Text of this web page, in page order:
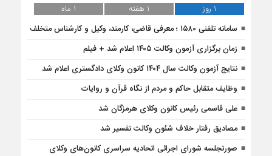
1 روز 1 هفته 1 ماه
سامانه تلفنی ۱۵۸۰ ؛ معرفی قاضی، کارمند، وکیل و کارشناس متخلف
زمان برگزاری آزمون وکالت ۱۴۰۵ اعلام شد + فیلم
نتایج آزمون وکالت سال ۱۴۰۴ کانون وکلای دادگستری اعلام شد
وظایف متقابل حاکم و مردم از نگاه قرآن و روایات
علی قاسمی رئیس کانون وکلای هرمزگان شد
مصادیق رفتار خلاف شئون وکالت تفسیر شد
صورتجلسه شورای اجرائی اتحادیه سراسری کانون‌های وکلای